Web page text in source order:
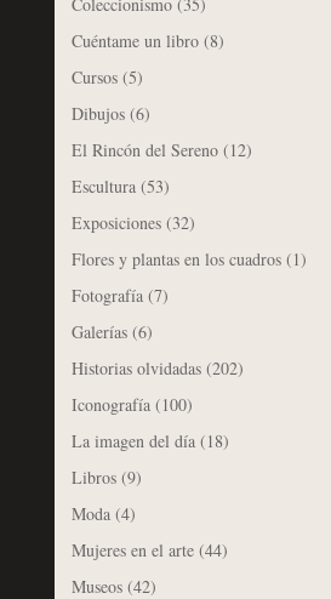
Cuéntame un libro(8)
Cursos(5)
Dibujos(6)
El Rincón del Sereno(12)
Escultura(53)
Exposiciones(32)
Flores y plantas en los cuadros(1)
Fotografía(7)
Galerías(6)
Historias olvidadas(202)
Iconografía(100)
La imagen del día(18)
Libros(9)
Moda(4)
Mujeres en el arte(44)
Museos(42)